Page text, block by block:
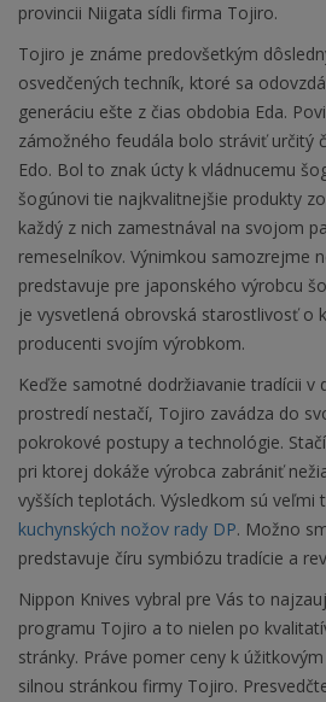
provincii Niigata sídli firma Tojiro.
Tojiro je známe predovšetkým
osvedčených techník, ktoré sa
generáciu ešte z čias obdobia Eda.
zámožného feudála bolo stráviť určitý
Edo. Bol to znak úcty k vládnucemu
šogúnovi tie najkvalitnejšie produkty
každý z nich zamestnával na svojom
remeselníkov. Výnimkou samozrejme
predstavuje pre japonského výrobcu
je vysvetlená obrovská starostlivosť o
producenti svojím výrobkom.
Keďže samotné dodržiavanie tradícii v
prostredí nestačí, Tojiro zavádza do
pokrokové postupy a technológie.
pri ktorej dokáže výrobca zabrániť
vyšších teplotách. Výsledkom sú veľmi
kuchynských nožov rady DP. Možno
predstavuje číru symbiózu tradície a
Nippon Knives vybral pre Vás to
programu Tojiro a to nielen po
stránky. Práve pomer ceny k
silnou stránkou firmy Tojiro.